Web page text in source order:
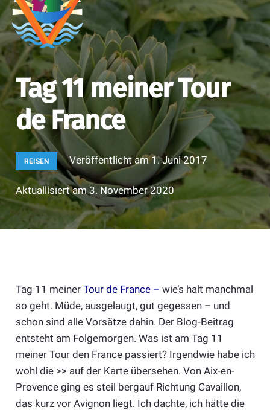
Tag 11 meiner Tour
de France
REISEN Veröffentlicht am1. Juni 2017
Aktuallisiert am3. November 2020
Tag 11 meiner Tour de France – wie’s halt manchmal
so geht. Müde, ausgelaugt, gut gegessen – und
schon sind alle Vorsätze dahin. Der Blog-Beitrag
entsteht am Folgemorgen. Was ist am Tag 11
meiner Tour den France passiert? Irgendwie habe ich
wohl die >> auf der Karte übersehen. Von Aix-en-
Provence ging es steil bergauf Richtung Cavaillon,
das kurz vor Avignon liegt. Ich dachte, ich hätte die